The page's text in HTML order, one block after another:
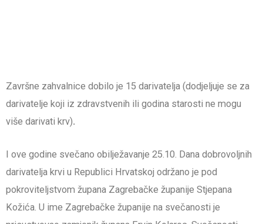
Završne zahvalnice dobilo je 15 darivatelja (dodjeljuje se za
darivatelje koji iz zdravstvenih ili godina starosti ne mogu
više darivati krv).
I ove godine svečano obilježavanje 25.10. Dana dobrovoljnih
darivatelja krvi u Republici Hrvatskoj održano je pod
pokroviteljstvom župana Zagrebačke županije Stjepana
Kožića. U ime Zagrebačke županije na svečanosti je